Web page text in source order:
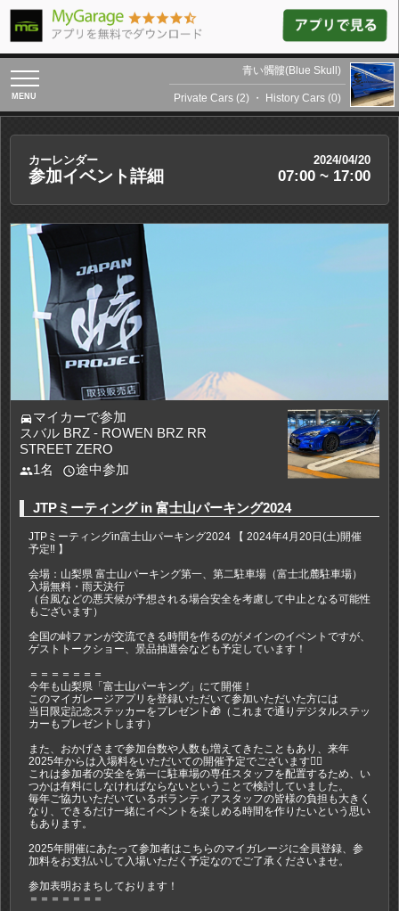
toggle
navigation
青い髑髏(Blue Skull)
Private Cars (2) ・ History Cars (0)
カーレンダー 2024/04/20
参加イベント詳細 07:00 ~ 17:00
directions_carマイカーで参加
スバル BRZ - ROWEN BRZ RR
STREET ZERO
people1名 access_time途中参加
JTPミーティング in 富士山パーキング2024
JTPミーティングin富士山パーキング2024 【 2024年4月20日(土)開催
予定‼️ 】
会場：山梨県 富士山パーキング第一、第二駐車場（富士北麓駐車場）
入場無料・雨天決行
（台風などの悪天候が予想される場合安全を考慮して中止となる可能性
もございます）
全国の峠ファンが交流できる時間を作るのがメインのイベントですが、
ゲストトークショー、景品抽選会なども予定しています！
＝＝＝＝＝＝＝
今年も山梨県「富士山パーキング」にて開催！
このマイガレージアプリを登録いただいて参加いただいた方には
当日限定記念ステッカーをプレゼント🎁（これまで通りデジタルステッ
カーもプレゼントします）
また、おかげさまで参加台数や人数も増えてきたこともあり、来年
2025年からは入場料をいただいての開催予定でございます🙇‍♂️
これは参加者の安全を第一に駐車場の専任スタッフを配置するため、い
つかは有料にしなければならないということで検討していました。
毎年ご協力いただいているボランティアスタッフの皆様の負担も大きく
なり、できるだけ一緒にイベントを楽しめる時間を作りたいという思い
もあります。
2025年開催にあたって参加者はこちらのマイガレージに全員登録、参
加料をお支払いして入場いただく予定なのでご了承くださいませ。
参加表明おまちしております！
＝＝＝＝＝＝＝